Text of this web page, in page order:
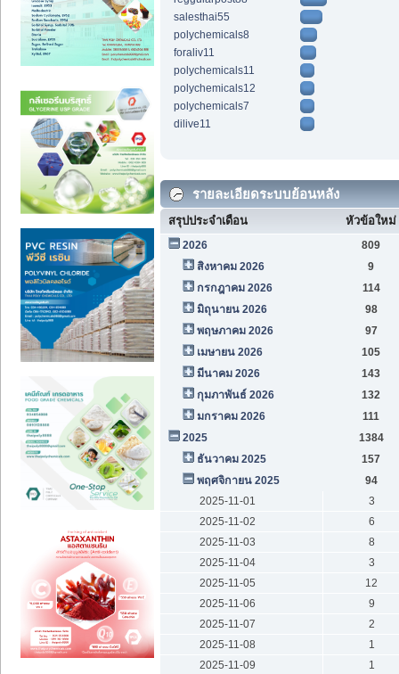
salesthai55
polychemicals8
foraliv11
polychemicals11
polychemicals12
polychemicals7
dilive11
รายละเอียดระบบย้อนหลัง
สรุปประจำเดือน หัวข้อใหม่
2026
809
สิงหาคม 2026
9
กรกฎาคม 2026
114
มิถุนายน 2026
98
พฤษภาคม 2026
97
เมษายน 2026
105
มีนาคม 2026
143
กุมภาพันธ์ 2026
132
มกราคม 2026
111
2025
1384
ธันวาคม 2025
157
พฤศจิกายน 2025
94
2025-11-01
3
2025-11-02
6
2025-11-03
8
2025-11-04
3
2025-11-05
12
2025-11-06
9
2025-11-07
2
2025-11-08
1
2025-11-09
1